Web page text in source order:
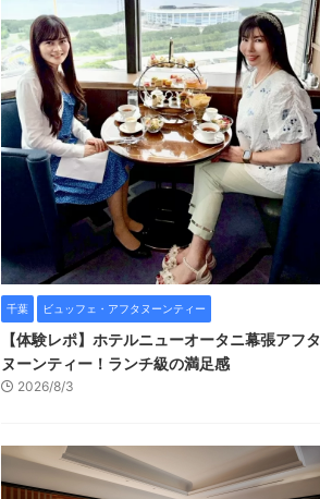
千葉 ビュッフェ・アフタヌーンティー
【体験レポ】ホテルニューオータニ幕張アフタ
ヌーンティー！ランチ級の満足感
2026/8/3